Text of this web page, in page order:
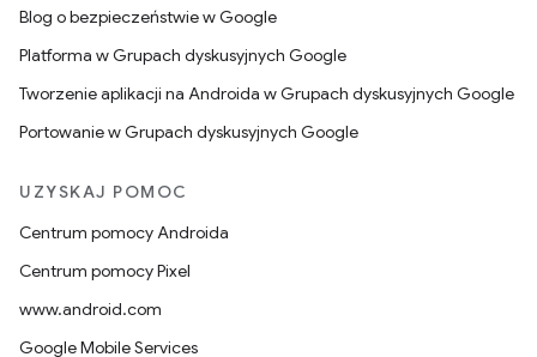
Blog o bezpieczeństwie w Google
Platforma w Grupach dyskusyjnych Google
Tworzenie aplikacji na Androida w Grupach dyskusyjnych Google
Portowanie w Grupach dyskusyjnych Google
UZYSKAJ POMOC
Centrum pomocy Androida
Centrum pomocy Pixel
www.android.com
Google Mobile Services